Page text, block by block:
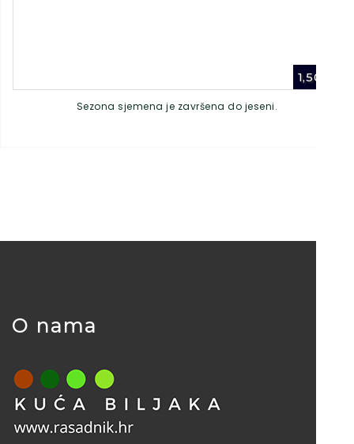
1,50
Sezona sjemena je završena do jeseni.
O nama